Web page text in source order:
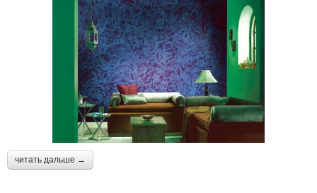
читать дальше →